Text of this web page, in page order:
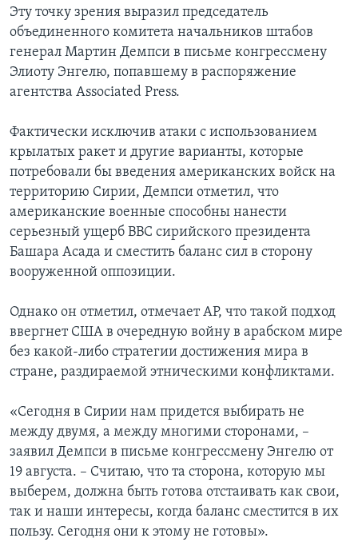
Эту точку зрения выразил председатель
объединенного комитета начальников штабов
генерал Мартин Демпси в письме конгрессмену
Элиоту Энгелю, попавшему в распоряжение
агентства Associated Press.
Фактически исключив атаки с использованием
крылатых ракет и другие варианты, которые
потребовали бы введения американских войск на
территорию Сирии, Демпси отметил, что
американские военные способны нанести
серьезный ущерб ВВС сирийского президента
Башара Асада и сместить баланс сил в сторону
вооруженной оппозиции.
Однако он отметил, отмечает АР, что такой подход
ввергнет США в очередную войну в арабском мире
без какой-либо стратегии достижения мира в
стране, раздираемой этническими конфликтами.
«Сегодня в Сирии нам придется выбирать не
между двумя, а между многими сторонами, –
заявил Демпси в письме конгрессмену Энгелю от
19 августа. – Считаю, что та сторона, которую мы
выберем, должна быть готова отстаивать как свои,
так и наши интересы, когда баланс сместится в их
пользу. Сегодня они к этому не готовы».